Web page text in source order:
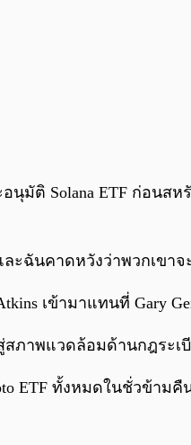
นุมัติ Solana ETF ก่อน
ฉันคาดหวังว่าพวกเขาจ
เข้ามาแทนที่ Gary
ภาพแวดล้อมด้านกฎระ
ETF ทั้งหมดในชั่วข้ามคื